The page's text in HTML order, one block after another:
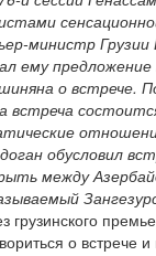
министр Грузии
ему
о встрече.
встреча
обусловил
между
грузинского
о встрече и